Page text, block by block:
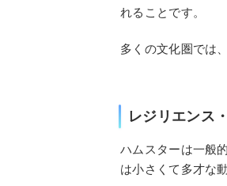
れることです。
多くの文化圏では
レジリエンス
ハムスターは一般
は小さくて多才な